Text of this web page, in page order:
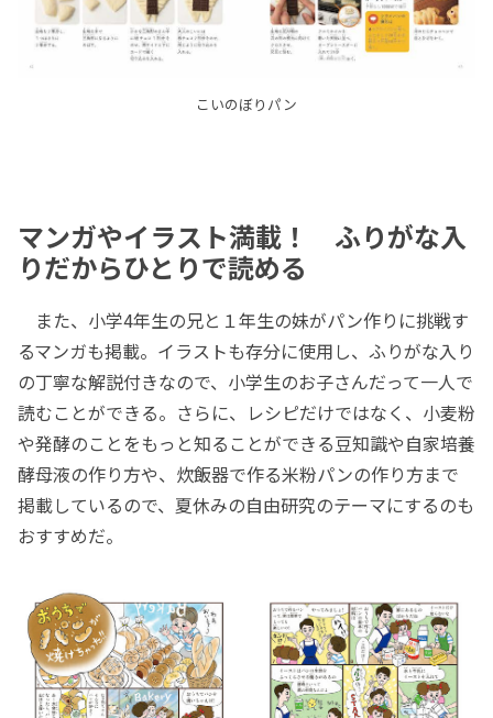
こいのぼりパン
マンガやイラスト満載！ ふりがな入
りだからひとりで読める
また、小学4年生の兄と１年生の妹がパン作りに挑戦す
るマンガも掲載。イラストも存分に使用し、ふりがな入り
の丁寧な解説付きなので、小学生のお子さんだって一人で
読むことができる。さらに、レシピだけではなく、小麦粉
や発酵のことをもっと知ることができる豆知識や自家培養
酵母液の作り方や、炊飯器で作る米粉パンの作り方まで
掲載しているので、夏休みの自由研究のテーマにするのも
おすすめだ。